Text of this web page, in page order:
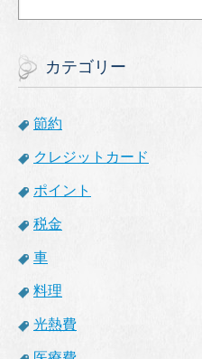
カテゴリー
節約
クレジットカード
ポイント
税金
車
料理
光熱費